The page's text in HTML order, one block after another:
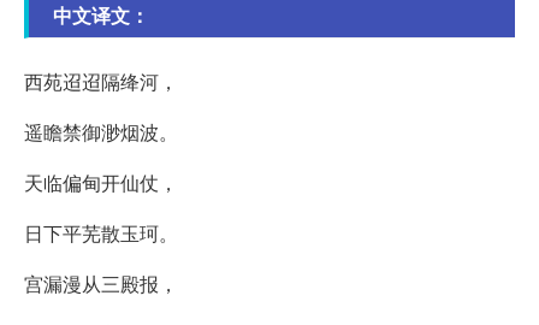
中文译文：
西苑迢迢隔绛河，
遥瞻禁御渺烟波。
天临偏甸开仙仗，
日下平芜散玉珂。
宫漏漫从三殿报，